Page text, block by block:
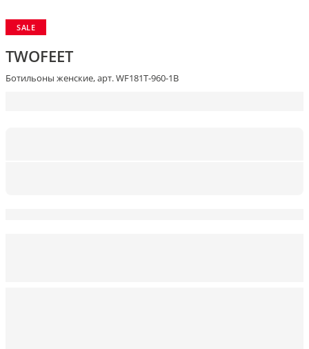
SALE
TWOFEET
Ботильоны женские, арт. WF181T-960-1B